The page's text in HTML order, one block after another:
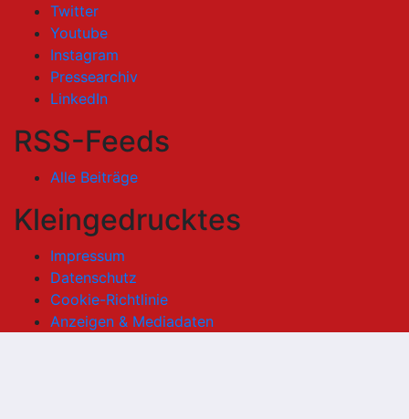
Twitter
Youtube
Instagram
Pressearchiv
LinkedIn
RSS-Feeds
Alle Beiträge
Kleingedrucktes
Impressum
Datenschutz
Cookie-Richtlinie
Anzeigen & Mediadaten